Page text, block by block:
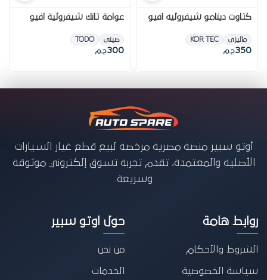
كتاوت دينامو شيفروليه افيو
ماليزى KOR TEC
350ج.م
عوامة تانك شيفرولية افيو
صينى TODO
300ج.م
أوتو سبير منصة مصرية مرخصة لبيع قطع غيار السيارات
الأصلية والمعتمدة، تقدم تجربة تسوق إلكتروني موثوقة
وسريعة.
روابط هامة
الشروط والأحكام
سياسة الخصوصية
حول اوتو سبير
من نحن
الخدمات